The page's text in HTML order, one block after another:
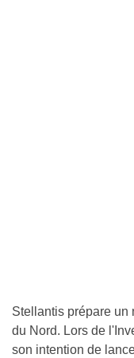
Stellantis prépare un
du Nord. Lors de
son intention de